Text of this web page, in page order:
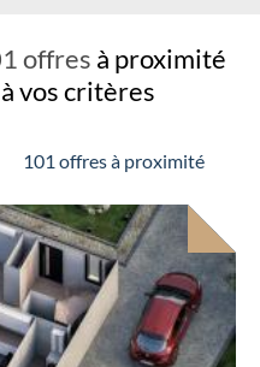
offres à proximité
vos critères
101 offres à proximité